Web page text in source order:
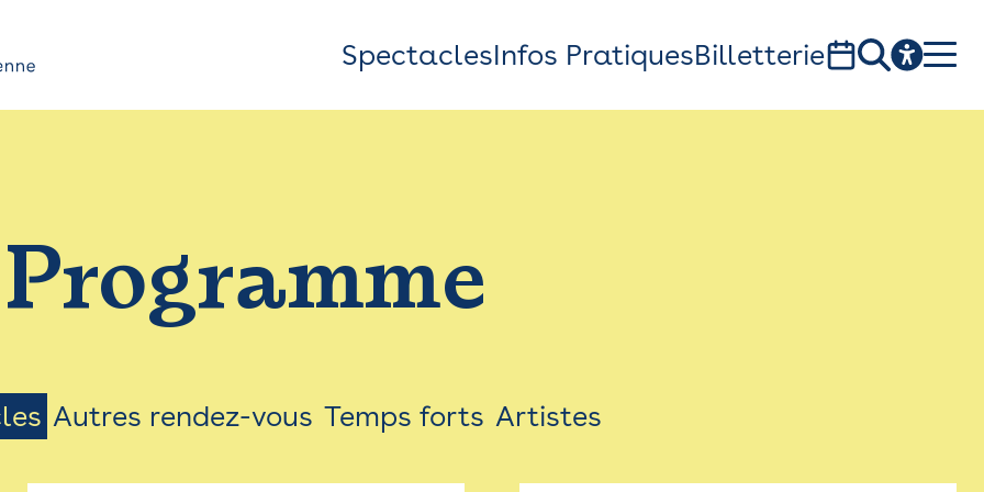
Top
Bar
Menu
SpectaclesInfos PratiquesBilletterie
1, av. du Chateau d'eau - 31300 Toulouse
Programme
Autres rendez-vous Temps forts Artistes